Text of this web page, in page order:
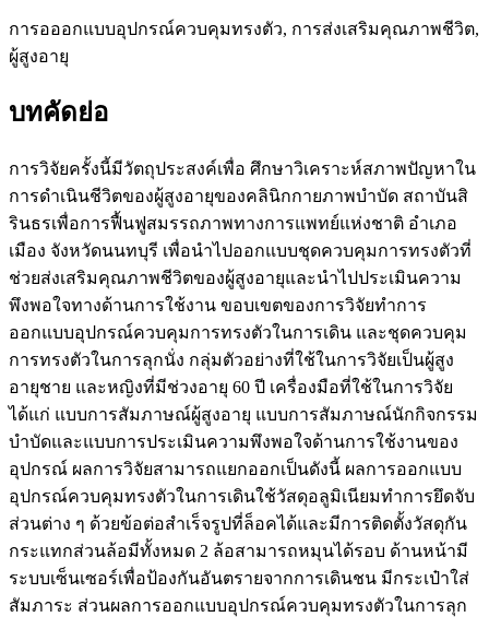
การอออกแบบอุปกรณ์ควบคุมทรงตัว, การส่งเสริมคุณภาพชีวิต,
ผู้สูงอายุ
บทคัดย่อ
การวิจัยครั้งนี้มีวัตถุประสงค์เพื่อ ศึกษาวิเคราะห์สภาพปัญหาใน
การดำเนินชีวิตของผู้สูงอายุของคลินิกกายภาพบำบัด สถาบันสิ
รินธรเพื่อการฟื้นฟูสมรรถภาพทางการแพทย์แห่งชาติ อำเภอ
เมือง จังหวัดนนทบุรี เพื่อนำไปออกแบบชุดควบคุมการทรงตัวที่
ช่วยส่งเสริมคุณภาพชีวิตของผู้สูงอายุและนำไปประเมินความ
พึงพอใจทางด้านการใช้งาน ขอบเขตของการวิจัยทำการ
ออกแบบอุปกรณ์ควบคุมการทรงตัวในการเดิน และชุดควบคุม
การทรงตัวในการลุกนั่ง กลุ่มตัวอย่างที่ใช้ในการวิจัยเป็นผู้สูง
อายุชาย และหญิงที่มีช่วงอายุ 60 ปี เครื่องมือที่ใช้ในการวิจัย
ได้แก่ แบบการสัมภาษณ์ผู้สูงอายุ แบบการสัมภาษณ์นักกิจกรรม
บำบัดและแบบการประเมินความพึงพอใจด้านการใช้งานของ
อุปกรณ์ ผลการวิจัยสามารถแยกออกเป็นดังนี้ ผลการออกแบบ
อุปกรณ์ควบคุมทรงตัวในการเดินใช้วัสดุอลูมิเนียมทำการยึดจับ
ส่วนต่าง ๆ ด้วยข้อต่อสำเร็จรูปที่ล็อคได้และมีการติดตั้งวัสดุกัน
กระแทกส่วนล้อมีทั้งหมด 2 ล้อสามารถหมุนได้รอบ ด้านหน้ามี
ระบบเซ็นเซอร์เพื่อป้องกันอันตรายจากการเดินชน มีกระเป๋าใส่
สัมภาระ ส่วนผลการออกแบบอุปกรณ์ควบคุมทรงตัวในการลุก